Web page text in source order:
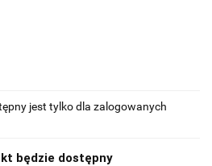
jest tylko dla zalogowanych
będzie dostępny